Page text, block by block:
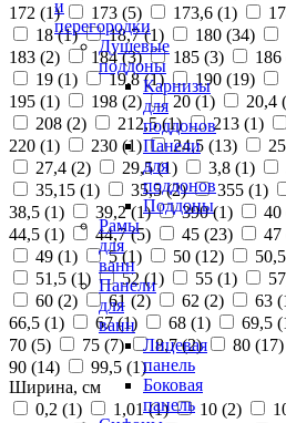
и
перегородки
Душевые
поддоны
Карнизы
для
поддонов
Панели
для
поддонов
Поддоны
Рамы
для
ванн
Панели
для
ванн
Лицевая
панель
Боковая
панель
172 (1) 173 (5) 173,6 (1)
18 (1) 18,7 (1) 180 (34)
183 (2) 184 (3) 185 (3) 186
19 (1) 19,8 (1) 190 (19)
195 (1) 198 (2) 20 (1) 20,4 (
208 (2) 212,5 (1) 213 (1)
220 (1) 230 (1) 24,5 (13)
27,4 (2) 29,5 (1) 3,8 (1)
35,15 (1) 35,5 (2) 355 (1)
38,5 (1) 39,2 (1) 390 (1) 40
44,5 (1) 44,7 (5) 45 (23) 47
49 (1) 5 (1) 50 (12)
51,5 (1) 52 (1) 55 (1)
60 (2) 61 (2) 62 (2) 63 (
66,5 (1) 67 (1) 68 (1) 69,5 (
70 (5) 75 (7) 8,7 (2) 80 (17)
90 (14) 99,5 (1)
Ширина, см
0,2 (1) 1,01 (1) 10 (2)